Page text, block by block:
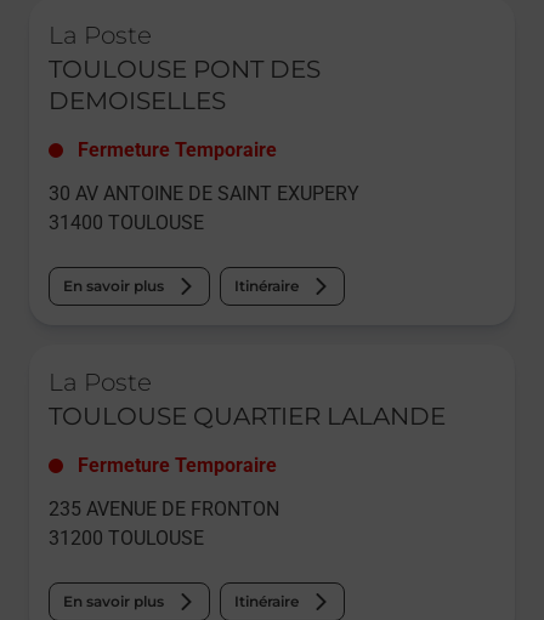
La Poste
TOULOUSE PONT DES
DEMOISELLES
Fermeture Temporaire
30 AV ANTOINE DE SAINT EXUPERY
31400 TOULOUSE
En savoir plus Itinéraire
La Poste
TOULOUSE QUARTIER LALANDE
Fermeture Temporaire
235 AVENUE DE FRONTON
31200 TOULOUSE
En savoir plus Itinéraire